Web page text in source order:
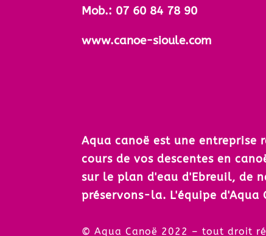
Mob.: 07 60 84 78 90
www.canoe-sioule.com
Aqua canoë est une entreprise
cours de vos descentes en
sur le plan d'eau d'Ebreuil, de
préservons-la. L'équipe d'Aqua
© Aqua Canoë 2022 –